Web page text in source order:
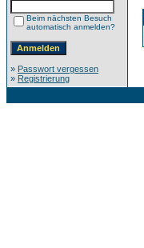
Beim nächsten Besuch
automatisch anmelden?
» Passwort vergessen
» Registrierung